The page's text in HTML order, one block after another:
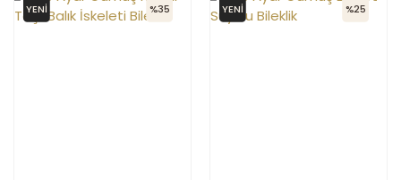
YENİ %35 YENİ %25